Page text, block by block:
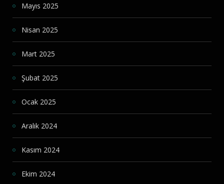
Mayıs 2025
Nisan 2025
Mart 2025
Şubat 2025
Ocak 2025
Aralık 2024
Kasım 2024
Ekim 2024